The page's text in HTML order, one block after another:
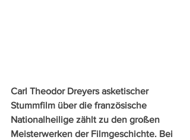
Carl Theodor Dreyers asketischer
Stummfilm über die französische
Nationalheilige zählt zu den großen
Meisterwerken der Filmgeschichte. Bei